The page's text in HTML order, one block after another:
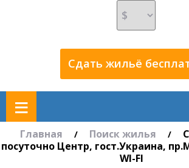
Сдать жильё
≡
Главная / Поиск жилья /
посуточно Центр, гост.Украина,
WI-FI